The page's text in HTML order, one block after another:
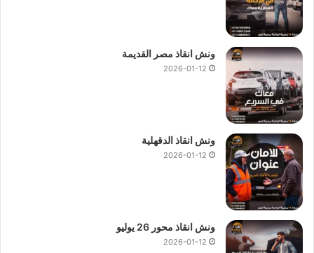
ونش انقاذ مصر القديمة
2026-01-12
ونش انقاذ الدقهلية
2026-01-12
ونش انقاذ محور 26 يوليو
2026-01-12